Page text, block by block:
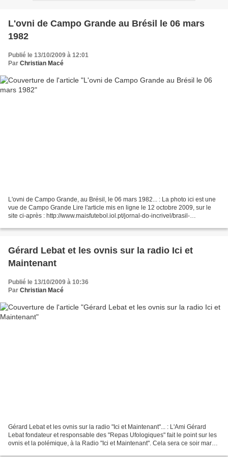
L'ovni de Campo Grande au Brésil le 06 mars
1982
Publié le 13/10/2009 à 12:01
Par Christian Macé
L'ovni de Campo Grande, au Brésil, le 06 mars 1982... : La photo ici est une
vue de Campo Grande Lire l'article mis en ligne le 12 octobre 2009, sur le
site ci-après : http://www.maisfutebol.iol.pt/jornal-do-incrivel/brasil-
1473.html...
Gérard Lebat et les ovnis sur la radio Ici et
Maintenant
Publié le 13/10/2009 à 10:36
Par Christian Macé
Gérard Lebat et les ovnis sur la radio "Ici et Maintenant"... : L'Ami Gérard
Lebat fondateur et responsable des "Repas Ufologiques" fait le point sur les
ovnis et la polémique, à la Radio "Ici et Maintenant". Cela sera ce soir mardi